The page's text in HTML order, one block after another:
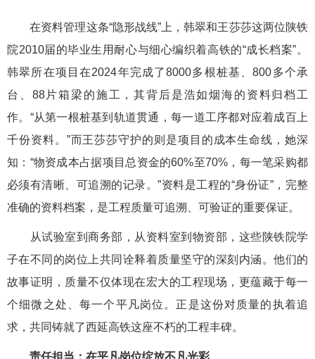
在资料管理这条“隐形战线”上，韩翠和王莎莎这两位陕铁
院2010届的毕业生用耐心与细心编织着高铁的“成长档案”。
韩翠所在项目在2024年完成了8000多根桩基、800多个承
台、88片箱梁的施工，其背后是浩如烟海的资料归档工
作。“从第一根桩基到轨道贯通，每一道工序都对应着成百上
千份资料。”而王莎莎守护的则是项目的成本生命线，她深
知：“物资成本占据项目总资金的60%至70%，每一笔采购都
必须有清晰、可追溯的记录。”资料是工程的“身份证”，完整
准确的资料档案，是工程质量可追溯、可验证的重要保证。
从试验室到商务部，从资料室到物资部，这些陕铁院学
子在不同的岗位上共同诠释着质量坚守的深刻内涵。他们的
故事证明，质量不仅体现在宏大的工程现场，更蕴藏于每一
个细微之处、每一个平凡岗位。正是这份对质量的执着追
求，共同铸就了西延高铁这座不朽的工程丰碑。